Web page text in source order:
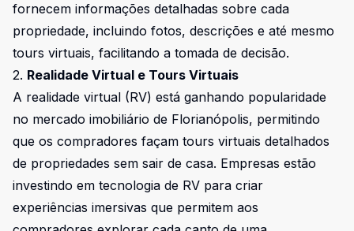
fornecem informações detalhadas sobre cada
propriedade, incluindo fotos, descrições e até mesmo
tours virtuais, facilitando a tomada de decisão.
2. Realidade Virtual e Tours Virtuais
A realidade virtual (RV) está ganhando popularidade
no mercado imobiliário de Florianópolis, permitindo
que os compradores façam tours virtuais detalhados
de propriedades sem sair de casa. Empresas estão
investindo em tecnologia de RV para criar
experiências imersivas que permitem aos